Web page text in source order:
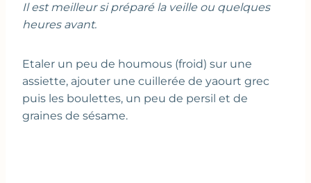
Il est meilleur si préparé la veille ou quelques
heures avant.
Etaler un peu de houmous (froid) sur une
assiette, ajouter une cuillerée de yaourt grec
puis les boulettes, un peu de persil et de
graines de sésame.